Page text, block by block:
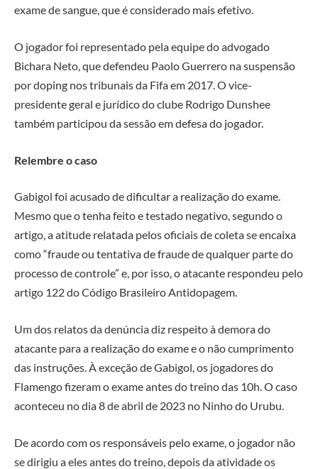
exame de sangue, que é considerado mais efetivo.
O jogador foi representado pela equipe do advogado
Bichara Neto, que defendeu Paolo Guerrero na suspensão
por doping nos tribunais da Fifa em 2017. O vice-
presidente geral e jurídico do clube Rodrigo Dunshee
também participou da sessão em defesa do jogador.
Relembre o caso
Gabigol foi acusado de dificultar a realização do exame.
Mesmo que o tenha feito e testado negativo, segundo o
artigo, a atitude relatada pelos oficiais de coleta se encaixa
como “fraude ou tentativa de fraude de qualquer parte do
processo de controle” e, por isso, o atacante respondeu pelo
artigo 122 do Código Brasileiro Antidopagem.
Um dos relatos da denúncia diz respeito à demora do
atacante para a realização do exame e o não cumprimento
das instruções. À exceção de Gabigol, os jogadores do
Flamengo fizeram o exame antes do treino das 10h. O caso
aconteceu no dia 8 de abril de 2023 no Ninho do Urubu.
De acordo com os responsáveis pelo exame, o jogador não
se dirigiu a eles antes do treino, depois da atividade os